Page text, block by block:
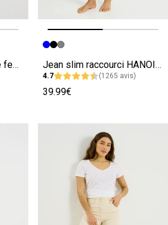
Gilet mi-long à capuche femme
Image précédente
Image suivante
Jean slim raccourci HANOI R02 femme
4.7 (1265 avis)
39.99€